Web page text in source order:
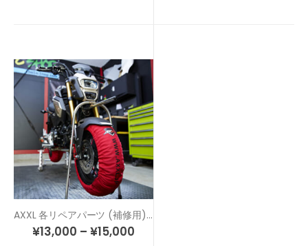
AXXL 各リペアパーツ (補修用) タイヤウォーマー 12インチ用
¥13,000 – ¥15,000